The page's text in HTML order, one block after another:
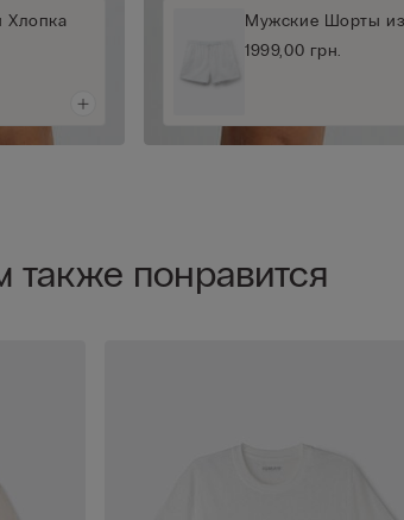
Хлопка
Мужские Шорты
1999,00 грн.
также понравится